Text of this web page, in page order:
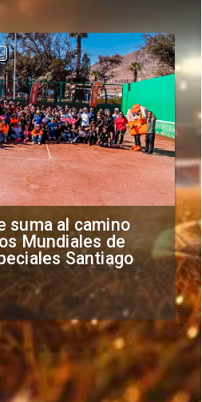
Sifup
por situación